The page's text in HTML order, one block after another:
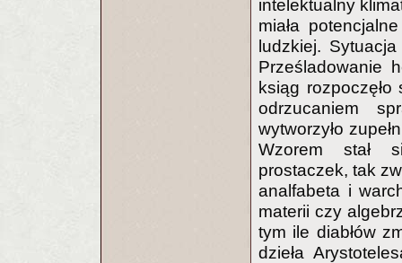
intelektualny
miała
ludzkiej.
Prześladowanie
ksiąg
odrzucaniem
wytworzyło
Wzorem stał
prostaczek, tak
analfabeta i
materii czy
tym ile diabłów
dzieła